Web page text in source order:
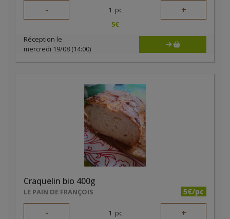
- 1 pc +
5€
Réception le
mercredi 19/08 (14:00)
Craquelin bio 400g
LE PAIN DE FRANÇOIS 5€/pc
- 1 pc +